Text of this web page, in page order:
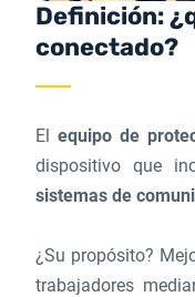
Definición:
conectado?
Elequipo de
dispositivo que
sistemas de
¿Su propósito?
trabajadores